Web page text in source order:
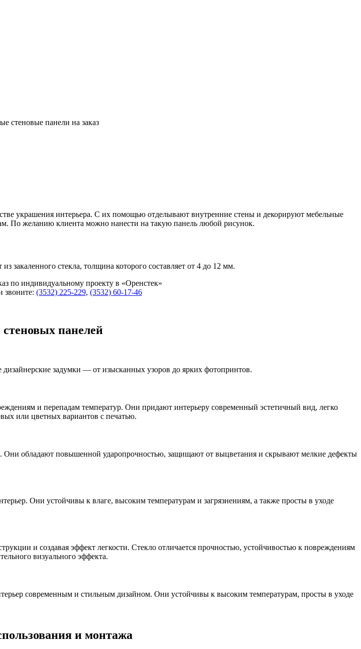
стеновые панели на заказ
украшения интерьера. С их помощью отделывают внутренние стены и декорируют мебельные
По желанию клиента можно нанести на такую панель любой рисунок.
закаленного стекла, толщина которого составляет от 4 до 12 мм.
по индивидуальному проекту в «Оренстек»
звоните: (3532) 225-229, (3532) 60-17-46
панелей
задумки — от изысканных узоров до ярких фотопринтов.
и перепадам температур. Они придают интерьеру современный эстетичный вид, легко
или цветных вариантов с печатью.
Они обладают повышенной ударопрочностью, защищают от выцветания и скрывают мелкие дефекты
Они устойчивы к влаге, высоким температурам и загрязнениям, а также просты в уходе
и создавая эффект легкости. Стекло отличается прочностью, устойчивостью к повреждениям
визуального эффекта.
современным и стильным дизайном. Они устойчивы к высоким температурам, просты в уходе
и монтажа